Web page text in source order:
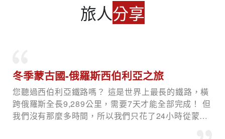
旅人分享
開箱沙壩夢幻山城最美五星級酒店
今天下午的重頭戲，那就是入住沙壩當地最高人氣的
五星級飯店，沙壩美憬閣穹頂酒店！光看封面圖就知
道多奢華！也只有跟到誠旺旅行社的北越團才有機會